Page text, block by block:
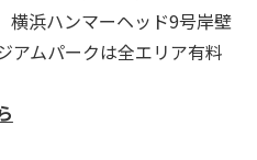
浜ハンマーヘッド9号岸壁
アムパークは全エリア有料